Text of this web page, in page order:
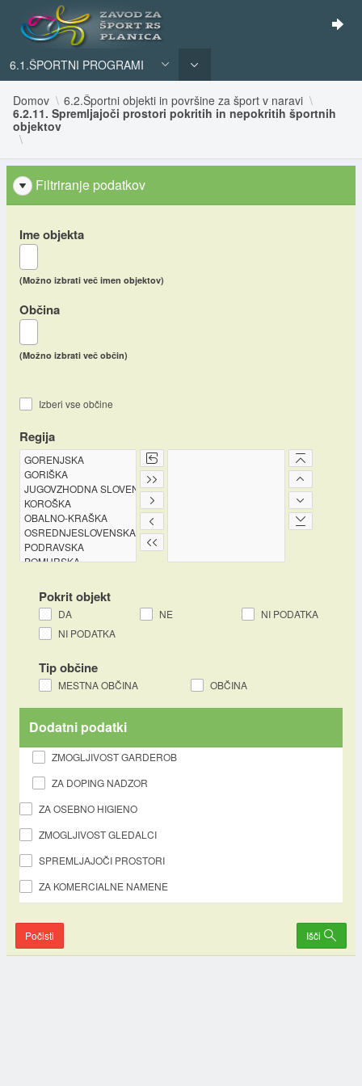
6.1.ŠPORTNI PROGRAMI
Domov
6.2.Športni objekti in površine za šport v naravi
6.2.11. Spremljajoči prostori pokritih in nepokritih športnih
objektov
Filtriranje podatkov
Ime objekta
(Možno izbrati več imen objektov)
Občina
(Možno izbrati več občin)
Izberi vse občine
Regija
Pokrit objekt
DA NE
NI PODATKA
NI PODATKA
Tip občine
MESTNA OBČINA OBČINA
Dodatni podatki
ZMOGLJIVOST GARDEROB
ZA DOPING NADZOR
ZA OSEBNO HIGIENO
ZMOGLJIVOST GLEDALCI
SPREMLJAJOČI PROSTORI
ZA KOMERCIALNE NAMENE
Počisti Išči